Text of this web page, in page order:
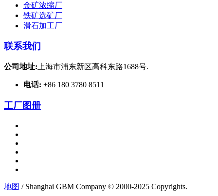
金矿浓缩厂
铁矿选矿厂
滑石加工厂
联系我们
公司地址: 上海市浦东新区高科东路1688号.
电话: +86 180 3780 8511
工厂图册
地图 / Shanghai GBM Company © 2000-2025 Copyrights.